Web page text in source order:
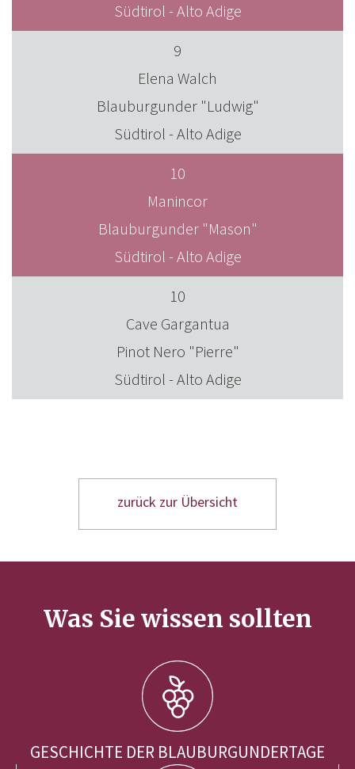
Südtirol - Alto Adige
9
Elena Walch
Blauburgunder "Ludwig"
Südtirol - Alto Adige
10
Manincor
Blauburgunder "Mason"
Südtirol - Alto Adige
10
Cave Gargantua
Pinot Nero "Pierre"
Südtirol - Alto Adige
zurück zur Übersicht
Was Sie wissen sollten
GESCHICHTE DER BLAUBURGUNDERTAGE